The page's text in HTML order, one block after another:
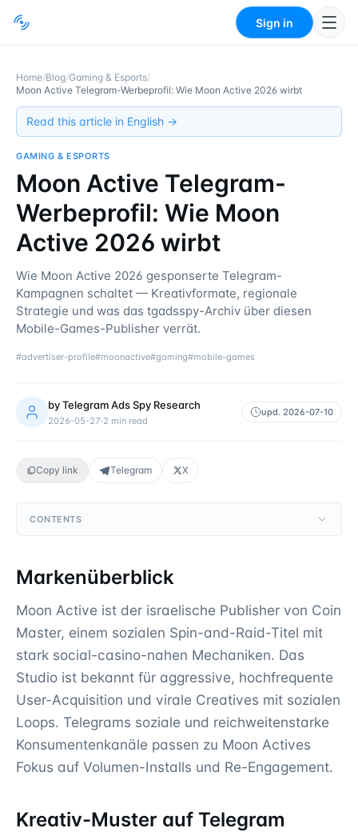
Sign in
Home/Blog/Gaming & Esports/
Moon Active Telegram-Werbeprofil: Wie Moon Active 2026 wirbt
Read this article in English →
GAMING & ESPORTS
Moon Active Telegram-
Werbeprofil: Wie Moon
Active 2026 wirbt
Wie Moon Active 2026 gesponserte Telegram-
Kampagnen schaltet — Kreativformate, regionale
Strategie und was das tgadsspy-Archiv über diesen
Mobile-Games-Publisher verrät.
#advertiser-profile#moonactive#gaming#mobile-games
byTelegram Ads Spy Research
2026-05-27·2 min read
upd. 2026-07-10
Copy link Telegram X
CONTENTS
Markenüberblick
Moon Active ist der israelische Publisher von Coin
Master, einem sozialen Spin-and-Raid-Titel mit
stark social-casino-nahen Mechaniken. Das
Studio ist bekannt für aggressive, hochfrequente
User-Acquisition und virale Creatives mit sozialen
Loops. Telegrams soziale und reichweitenstarke
Konsumentenkanäle passen zu Moon Actives
Fokus auf Volumen-Installs und Re-Engagement.
Kreativ-Muster auf Telegram